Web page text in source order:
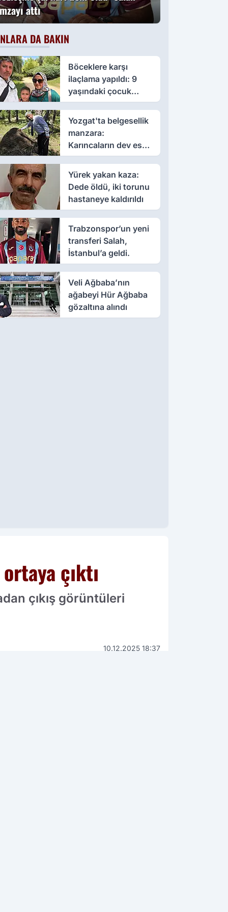
attı
DA BAKIN
Böceklere karşı
ilaçlama yapıldı: 9
yaşındaki çocuk
öldü, annesi yoğun
bakımda
Yozgat'ta belgesellik
manzara:
Karıncaların dev eseri
görenleri büyüledi
Yürek yakan kaza:
Dede öldü, iki torunu
hastaneye kaldırıldı
Trabzonspor’un yeni
transferi Salah,
İstanbul’a geldi.
Veli Ağbaba’nın
ağabeyi Hür Ağbaba
gözaltına alındı
çıktı
çıkış görüntüleri
10.12.2025 18:37